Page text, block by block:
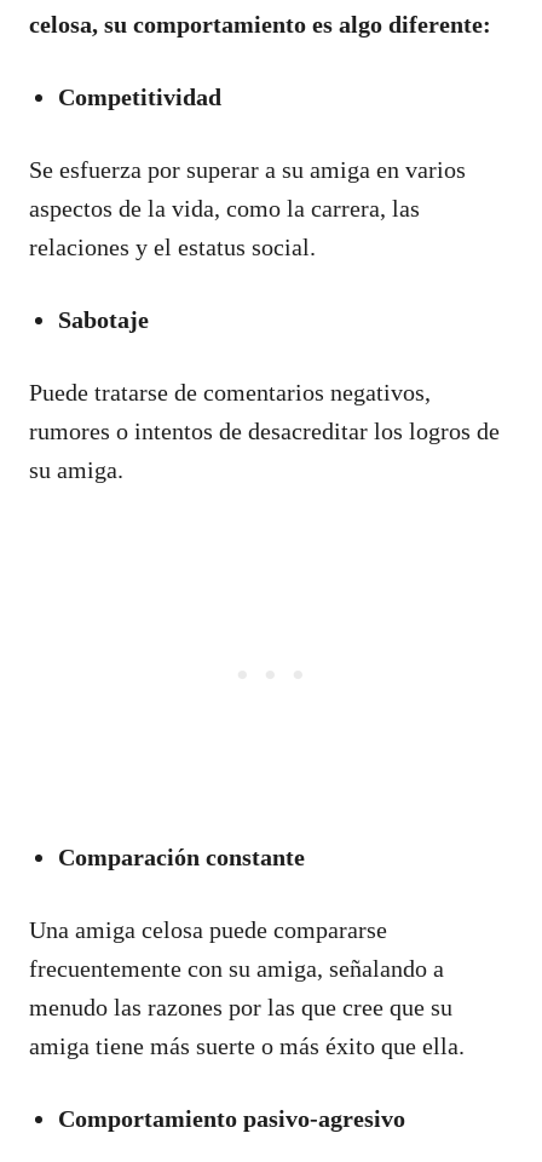
celosa, su comportamiento es algo diferente:
Competitividad
Se esfuerza por superar a su amiga en varios
aspectos de la vida, como la carrera, las
relaciones y el estatus social.
Sabotaje
Puede tratarse de comentarios negativos,
rumores o intentos de desacreditar los logros de
su amiga.
Comparación constante
Una amiga celosa puede compararse
frecuentemente con su amiga, señalando a
menudo las razones por las que cree que su
amiga tiene más suerte o más éxito que ella.
Comportamiento pasivo-agresivo